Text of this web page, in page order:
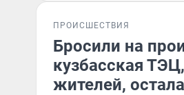
ПРОИСШЕСТВИЯ
Бросили на
кузбасская
жителей,